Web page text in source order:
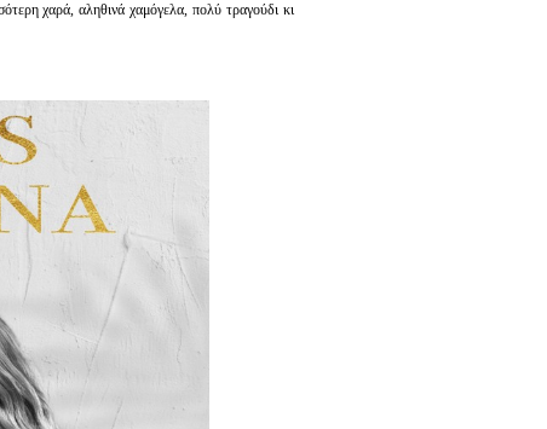
χαρά, αληθινά χαμόγελα, πολύ τραγούδι κι